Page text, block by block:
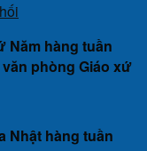
Năm hàng tuần
phòng Giáo xứ
Nhật hàng tuần